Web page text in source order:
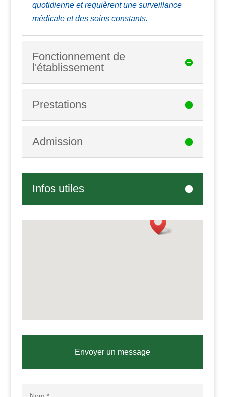
quotidienne etrequièrent une surveillance
médicale et des soins constants.
Fonctionnement de
l'établissement
Prestations
Admission
Infos utiles
Envoyer un message